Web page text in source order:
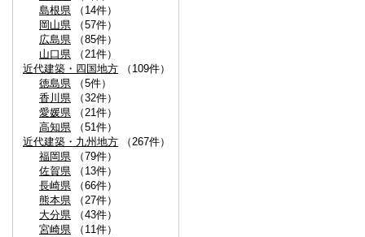
島根県 （14件）
岡山県 （57件）
広島県 （85件）
山口県 （21件）
近代建築・四国地方 （109件）
徳島県 （5件）
香川県 （32件）
愛媛県 （21件）
高知県 （51件）
近代建築・九州地方 （267件）
福岡県 （79件）
佐賀県 （13件）
長崎県 （66件）
熊本県 （27件）
大分県 （43件）
宮崎県 （11件）